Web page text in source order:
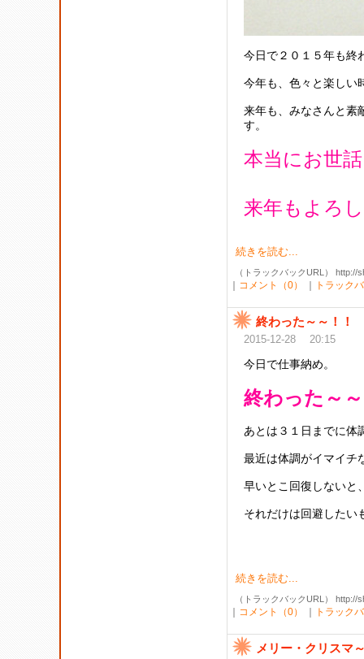
今日で２０１５年も終
今年も、色々と楽しい
来年も、みなさんと素
す。
本当にお世
来年もよろ
続きを読む...
（トラックバックURL）
コメント（0） トラック
終わった～～！！
2015-12-28 20:15
今日で仕事納め。
終わった～
あとは３１日までに体
最近は体調がイマイチ
早いとこ回復しないと
それだけは回避したい
続きを読む...
（トラックバックURL）
コメント（0） トラック
メリー・クリスマ